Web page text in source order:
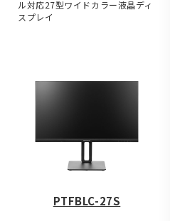
ル対応27型ワイドカラー液晶ディ
スプレイ
PTFBLC-27S